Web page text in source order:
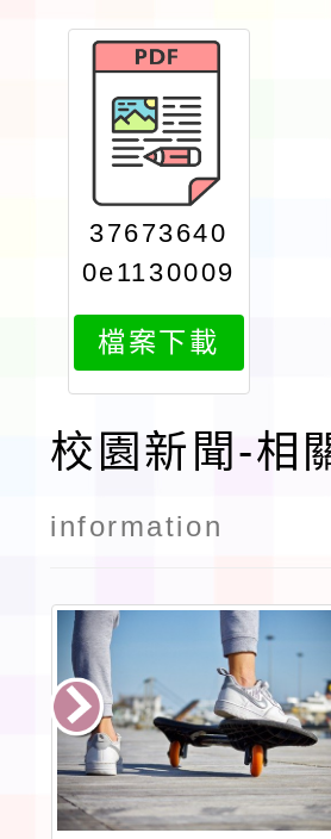
37673640
0e1130009
774print
檔案下載
校園新聞-相
information